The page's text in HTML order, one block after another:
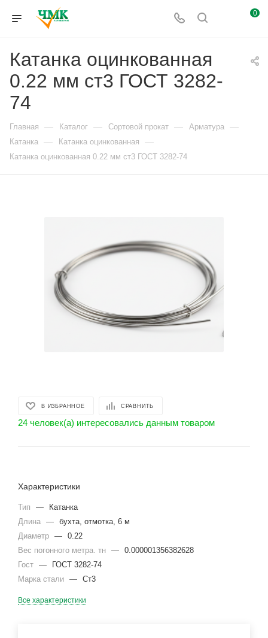
0
Катанка оцинкованная
0.22 мм ст3 ГОСТ 3282-
74
Главная — Каталог — Сортовой прокат — Арматура —
Катанка — Катанка оцинкованная —
Катанка оцинкованная 0.22 мм ст3 ГОСТ 3282-74
В ИЗБРАННОЕ СРАВНИТЬ
24 человек(а) интересовались данным товаром
Характеристики
Тип —
Катанка
Длина — бухта, отмотка, 6 м
Диаметр — 0.22
Вес погонного метра. тн — 0.000001356382628
Гост —
ГОСТ 3282-74
Марка стали — Ст3
Все характеристики